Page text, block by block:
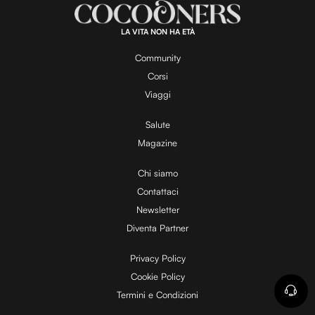
y
V
i
d
e
:
1
0
0
.
0
LA VITA NON HA ETÀ
Community
Corsi
Viaggi
Salute
Magazine
Chi siamo
Contattaci
Newsletter
Diventa Partner
Privacy Policy
Cookie Policy
Termini e Condizioni